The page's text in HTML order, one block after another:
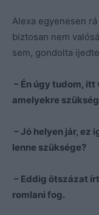
Alexa egyenesen
biztosan nem
sem, gondolta
– Én úgy tudom,
amelyekre
– Jó helyen jár, ez
lenne szüksége?
– Eddig ötszázat
romlani fog.